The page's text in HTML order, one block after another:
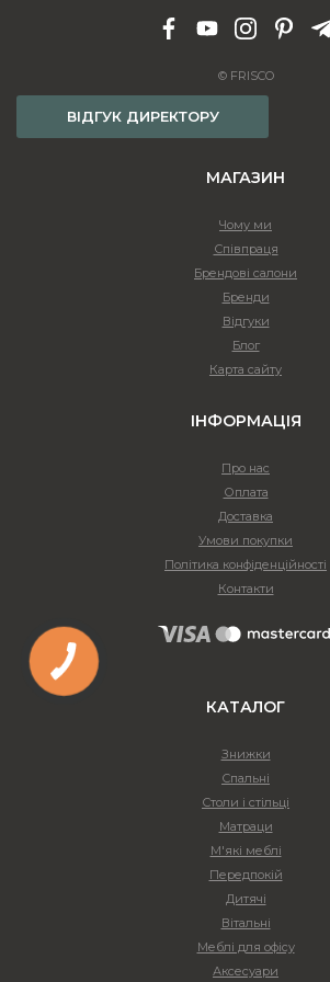
© FRISCO
ВІДГУК ДИРЕКТОРУ
МАГАЗИН
Чому ми
Співпраця
Брендові салони
Бренди
Відгуки
Блог
Карта сайту
ІНФОРМАЦІЯ
Про нас
Оплата
Доставка
Умови покупки
Політика конфіденційності
Контакти
КАТАЛОГ
Знижки
Спальні
Столи і стільці
Матраци
М'які меблі
Передпокій
Дитячі
Вітальні
Меблі для офісу
Аксесуари